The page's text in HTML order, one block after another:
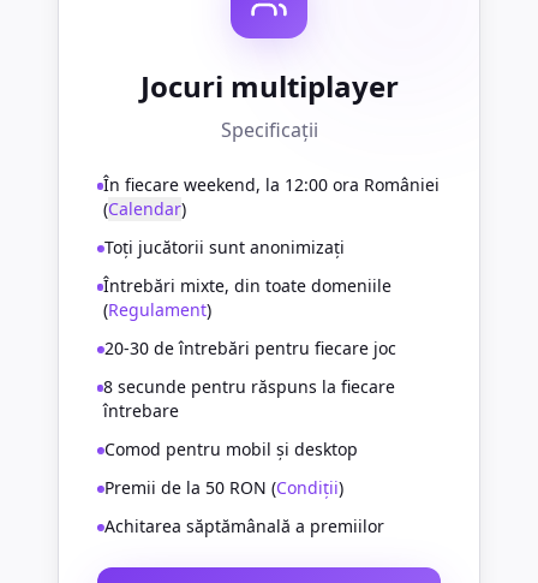
Jocuri multiplayer
Specificații
În fiecare weekend, la 12:00 ora României
(Calendar)
Toți jucătorii sunt anonimizați
Întrebări mixte, din toate domeniile
(Regulament)
20-30 de întrebări pentru fiecare joc
8 secunde pentru răspuns la fiecare
întrebare
Comod pentru mobil și desktop
Premii de la 50 RON (Condiții)
Achitarea săptămânală a premiilor